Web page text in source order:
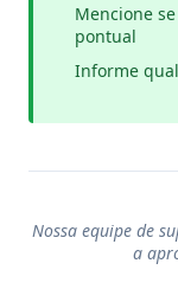
Mencione
pontual
Informe
Nossa equipe de
a